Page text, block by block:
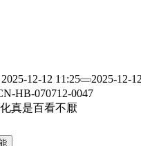
2025-12-12 11:25
2025-12-
HB-070712-0047
真是百看不厭